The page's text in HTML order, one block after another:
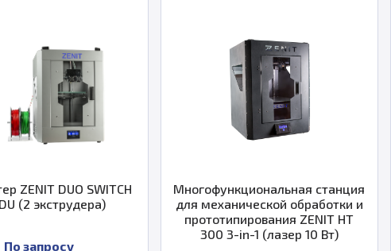
DUO SWITCH
Многофункциональная станция
для механической обработки и
прототипирования ZENIT HT
300 3-in-1 (лазер 10 Вт)